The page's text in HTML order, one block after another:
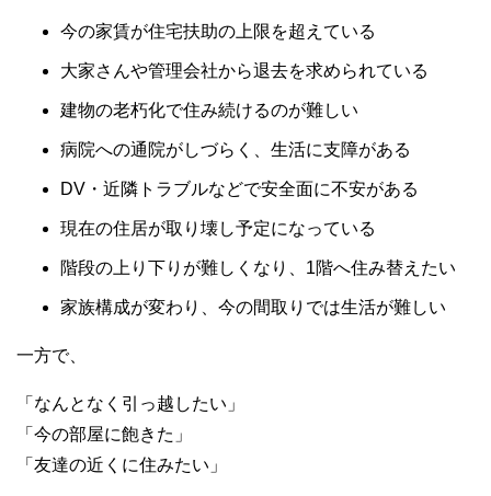
今の家賃が住宅扶助の上限を超えている
大家さんや管理会社から退去を求められている
建物の老朽化で住み続けるのが難しい
病院への通院がしづらく、生活に支障がある
DV・近隣トラブルなどで安全面に不安がある
現在の住居が取り壊し予定になっている
階段の上り下りが難しくなり、1階へ住み替えたい
家族構成が変わり、今の間取りでは生活が難しい
一方で、
「なんとなく引っ越したい」
「今の部屋に飽きた」
「友達の近くに住みたい」